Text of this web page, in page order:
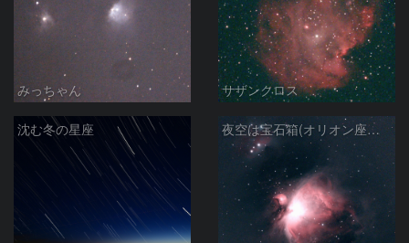
みっちゃん サザンクロス
沈む冬の星座 夜空は宝石箱(オリオン座大星雲 M42) Seestar50